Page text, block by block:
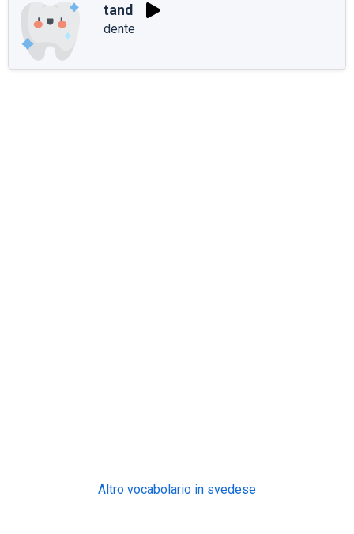
tand
dente
Altro vocabolario in svedese